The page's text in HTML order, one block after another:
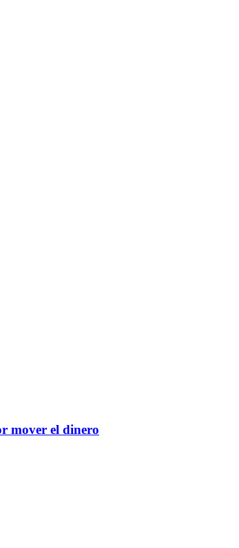
mover el dinero